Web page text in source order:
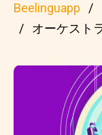
Beelinguapp
オーケスト